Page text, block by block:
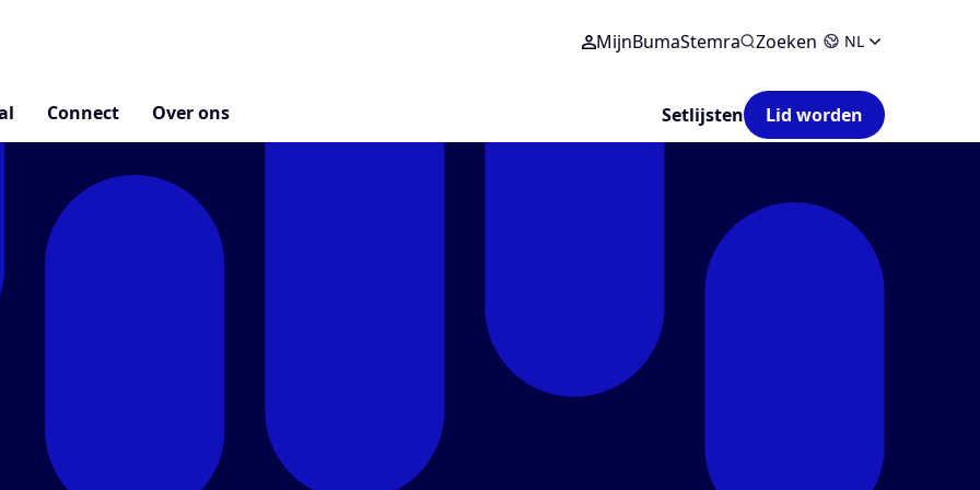
MijnBumaStemra Zoeken NL
Connect Over ons Setlijsten Lid worden